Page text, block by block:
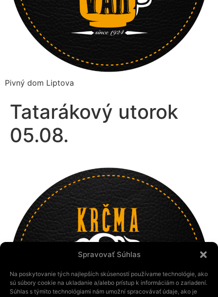
Spravovať Súhlas
Na poskytovanie tých najlepších skúseností používame technológie, ako
sú súbory cookie na ukladanie a/alebo prístup k informáciám o zariadení.
Súhlas s týmito technológiami nám umožní spracovávať údaje, ako je
Pivný dom Liptova
Tatarákový utorok
05.08.